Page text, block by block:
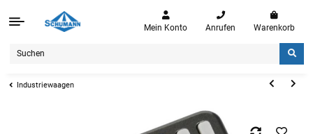
Mein Konto Anrufen Warenkorb
Industriewaagen